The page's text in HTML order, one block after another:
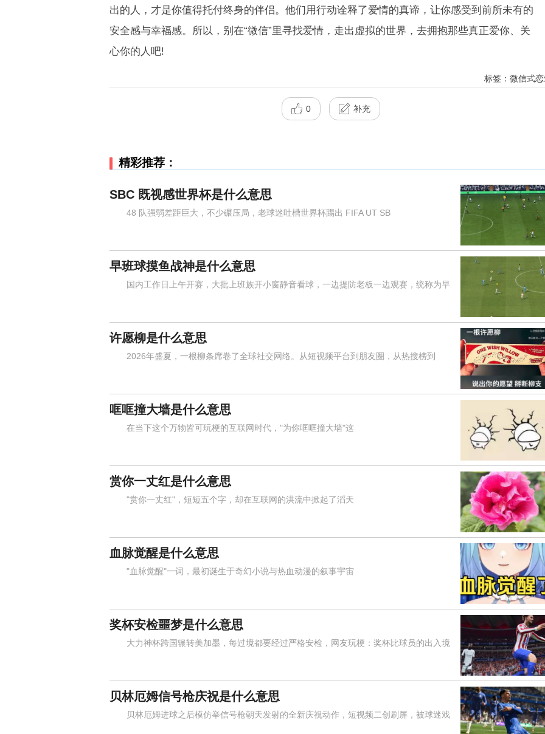
出的人，才是你值得托付终身的伴侣。他们用行动诠释了爱情的真谛，让你感受到前所未有的
安全感与幸福感。所以，别在“微信”里寻找爱情，走出虚拟的世界，去拥抱那些真正爱你、关
心你的人吧!
标签：微信式
0 补充
精彩推荐：
SBC 既视感世界杯是什么意思
48 队强弱差距巨大，不少碾压局，老球迷吐槽世界杯踢出 FIFA UT SB
早班球摸鱼战神是什么意思
国内工作日上午开赛，大批上班族开小窗静音看球，一边提防老板一边观赛，统称为早
许愿柳是什么意思
2026年盛夏，一根柳条席卷了全球社交网络。从短视频平台到朋友圈，从热搜榜到
哐哐撞大墙是什么意思
在当下这个万物皆可玩梗的互联网时代，"为你哐哐撞大墙"这
赏你一丈红是什么意思
"赏你一丈红"，短短五个字，却在互联网的洪流中掀起了滔天
血脉觉醒是什么意思
"血脉觉醒"一词，最初诞生于奇幻小说与热血动漫的叙事宇宙
奖杯安检噩梦是什么意思
大力神杯跨国辗转美加墨，每过境都要经过严格安检，网友玩梗：奖杯比球员的出入境
贝林厄姆信号枪庆祝是什么意思
贝林厄姆进球之后模仿举信号枪朝天发射的全新庆祝动作，短视频二创刷屏，被球迷戏